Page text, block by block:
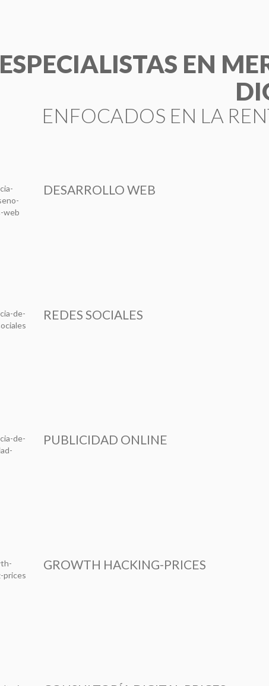
ESPECIALISTAS EN
ENFOCADOS EN LA
DESARROLLO WEB
REDES SOCIALES
PUBLICIDAD ONLINE
GROWTH HACKING-PRICES